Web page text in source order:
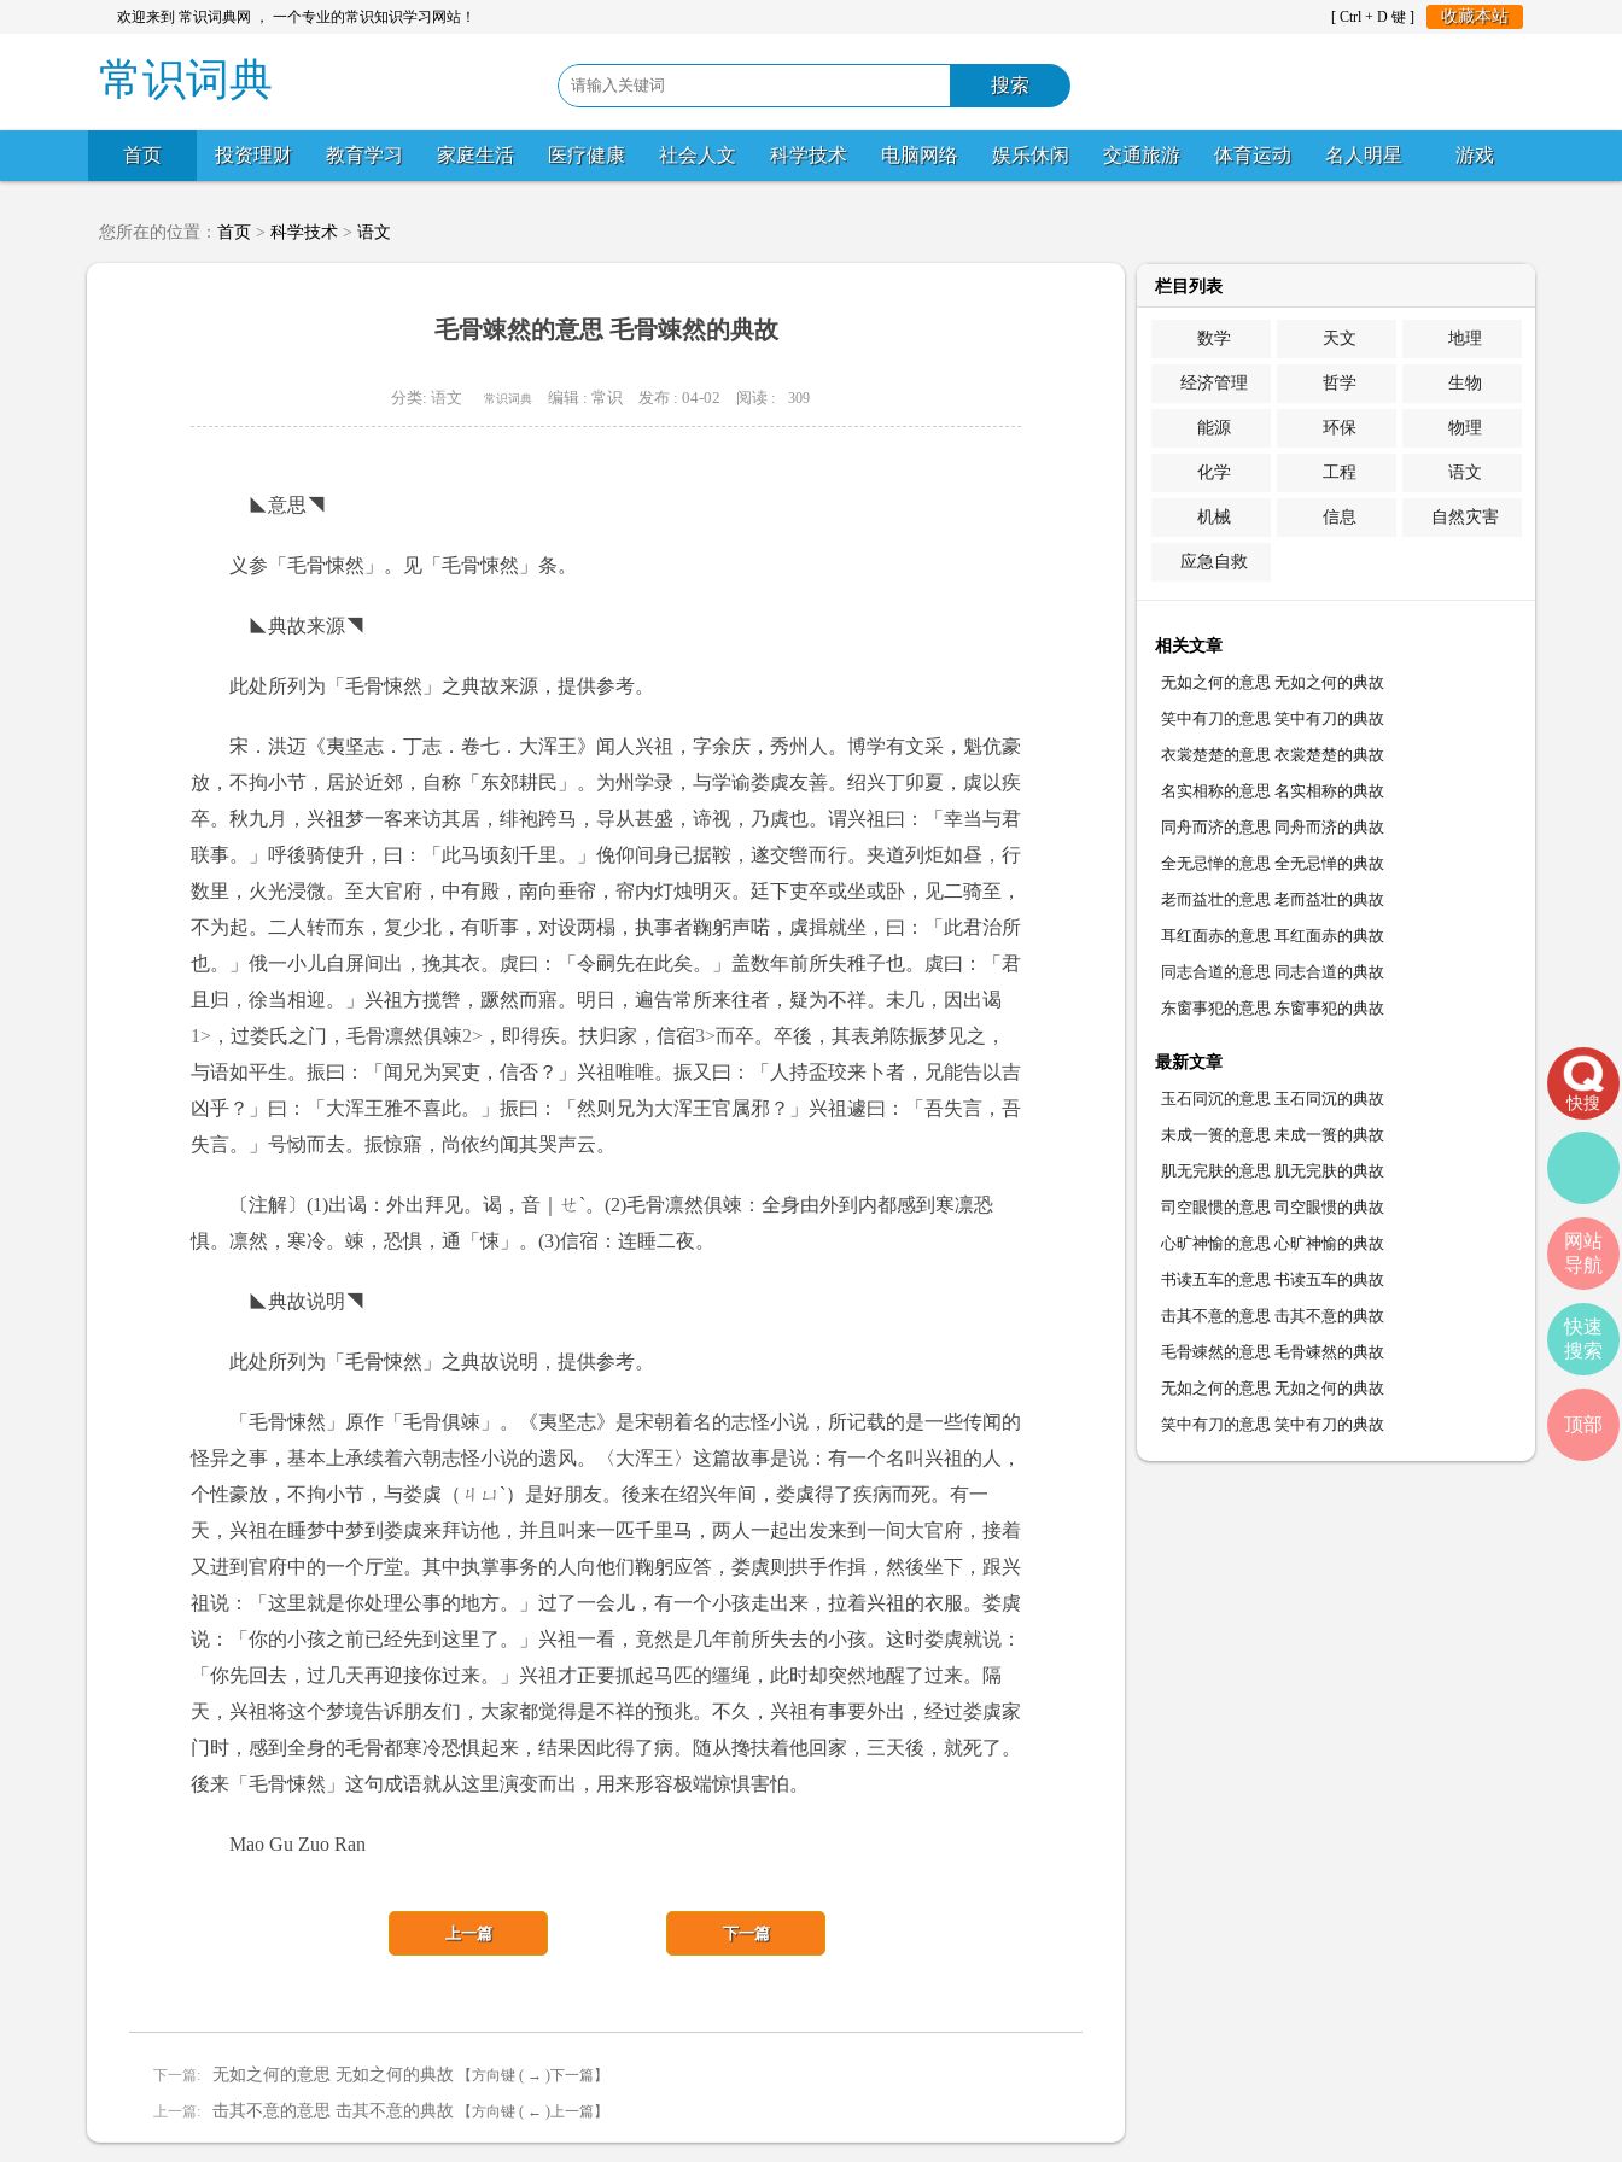
欢迎来到 常识词典网 ， 一个专业的常识知识学习网站！ [ Ctrl + D 键 ] 收藏本站
常识词典
首页 投资理财 教育学习 家庭生活 医疗健康 社会人文 科学技术 电脑网络 娱乐休闲 交通旅游 体育运动 名人明星 游戏
您所在的位置： 首页 > 科学技术 > 语文
毛骨竦然的意思 毛骨竦然的典故
分类: 语文 常识词典 编辑 : 常识 发布 : 04-02 阅读 : 309
◣意思◥
义参「毛骨悚然」。见「毛骨悚然」条。
◣典故来源◥
此处所列为「毛骨悚然」之典故来源，提供参考。
宋．洪迈《夷坚志．丁志．卷七．大浑王》闻人兴祖，字余庆，秀州人。博学有文采，魁伉豪
放，不拘小节，居於近郊，自称「东郊耕民」。为州学录，与学谕娄虡友善。绍兴丁卯夏，虡以疾
卒。秋九月，兴祖梦一客来访其居，绯袍跨马，导从甚盛，谛视，乃虡也。谓兴祖曰：「幸当与君
联事。」呼後骑使升，曰：「此马顷刻千里。」俛仰间身已据鞍，遂交辔而行。夹道列炬如昼，行
数里，火光浸微。至大官府，中有殿，南向垂帘，帘内灯烛明灭。廷下吏卒或坐或卧，见二骑至，
不为起。二人转而东，复少北，有听事，对设两榻，执事者鞠躬声喏，虡揖就坐，曰：「此君治所
也。」俄一小儿自屏间出，挽其衣。虡曰：「令嗣先在此矣。」盖数年前所失稚子也。虡曰：「君
且归，徐当相迎。」兴祖方揽辔，蹶然而寤。明日，遍告常所来往者，疑为不祥。未几，因出谒
1> ，过娄氏之门，毛骨凛然俱竦2> ，即得疾。扶归家，信宿3>而卒。卒後，其表弟陈振梦见之，
与语如平生。振曰：「闻兄为冥吏，信否？」兴祖唯唯。振又曰：「人持盃珓来卜者，兄能告以吉
凶乎？」曰：「大浑王雅不喜此。」振曰：「然则兄为大浑王官属邪？」兴祖遽曰：「吾失言，吾
失言。」号恸而去。振惊寤，尚依约闻其哭声云。
〔注解〕(1)出谒：外出拜见。谒，音｜ㄝˋ。(2)毛骨凛然俱竦：全身由外到内都感到寒凛恐
惧。凛然，寒冷。竦，恐惧，通「悚」。(3)信宿：连睡二夜。
◣典故说明◥
此处所列为「毛骨悚然」之典故说明，提供参考。
「毛骨悚然」原作「毛骨俱竦」。《夷坚志》是宋朝着名的志怪小说，所记载的是一些传闻的
怪异之事，基本上承续着六朝志怪小说的遗风。〈大浑王〉这篇故事是说：有一个名叫兴祖的人，
个性豪放，不拘小节，与娄虡（ㄐㄩˋ）是好朋友。後来在绍兴年间，娄虡得了疾病而死。有一
天，兴祖在睡梦中梦到娄虡来拜访他，并且叫来一匹千里马，两人一起出发来到一间大官府，接着
又进到官府中的一个厅堂。其中执掌事务的人向他们鞠躬应答，娄虡则拱手作揖，然後坐下，跟兴
祖说：「这里就是你处理公事的地方。」过了一会儿，有一个小孩走出来，拉着兴祖的衣服。娄虡
说：「你的小孩之前已经先到这里了。」兴祖一看，竟然是几年前所失去的小孩。这时娄虡就说：
「你先回去，过几天再迎接你过来。」兴祖才正要抓起马匹的缰绳，此时却突然地醒了过来。隔
天，兴祖将这个梦境告诉朋友们，大家都觉得是不祥的预兆。不久，兴祖有事要外出，经过娄虡家
门时，感到全身的毛骨都寒冷恐惧起来，结果因此得了病。随从搀扶着他回家，三天後，就死了。
後来「毛骨悚然」这句成语就从这里演变而出，用来形容极端惊惧害怕。
Mao Gu Zuo Ran
下一篇: 无如之何的意思 无如之何的典故
下一篇
【方向键 ( → )下一篇】
上一篇: 击其不意的意思 击其不意的典故
上一篇
【方向键 ( ← )上一篇】
栏目列表
数学 天文 地理
经济管理 哲学 生物
能源 环保 物理
化学 工程 语文
机械 信息 自然灾害
应急自救
相关文章
无如之何的意思 无如之何的典故
笑中有刀的意思 笑中有刀的典故
衣裳楚楚的意思 衣裳楚楚的典故
名实相称的意思 名实相称的典故
同舟而济的意思 同舟而济的典故
全无忌惮的意思 全无忌惮的典故
老而益壮的意思 老而益壮的典故
耳红面赤的意思 耳红面赤的典故
同志合道的意思 同志合道的典故
东窗事犯的意思 东窗事犯的典故
最新文章
玉石同沉的意思 玉石同沉的典故
未成一篑的意思 未成一篑的典故
肌无完肤的意思 肌无完肤的典故
司空眼惯的意思 司空眼惯的典故
心旷神愉的意思 心旷神愉的典故
书读五车的意思 书读五车的典故
击其不意的意思 击其不意的典故
毛骨竦然的意思 毛骨竦然的典故
无如之何的意思 无如之何的典故
笑中有刀的意思 笑中有刀的典故
快搜
网站
导航
快速
搜索
顶部